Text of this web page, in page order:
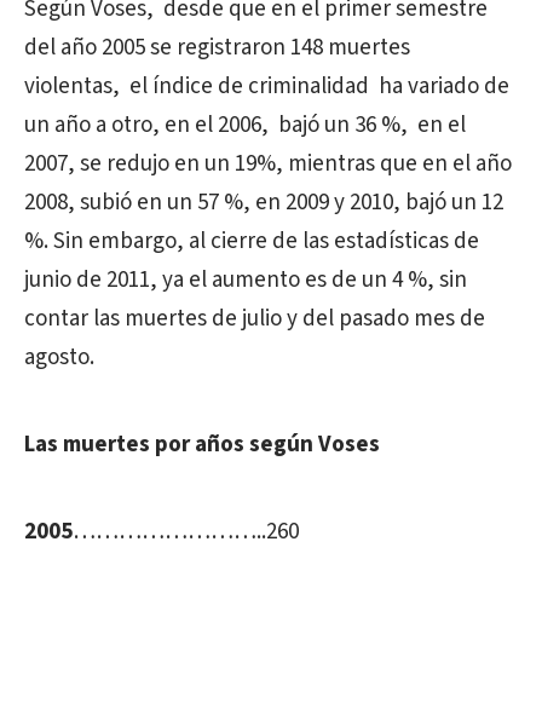
Según Voses, desde que en el primer semestre
del año 2005 se registraron 148 muertes
violentas, el índice de criminalidad ha variado de
un año a otro, en el 2006, bajó un 36 %, en el
2007, se redujo en un 19%, mientras que en el año
2008, subió en un 57 %, en 2009 y 2010, bajó un 12
%. Sin embargo, al cierre de las estadísticas de
junio de 2011, ya el aumento es de un 4 %, sin
contar las muertes de julio y del pasado mes de
agosto.
Las muertes por años según Voses
2005……………………..260